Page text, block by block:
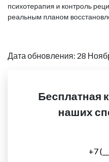
психотерапия и контроль
реальным планом
Дата обновления: 28
Бесплатная
наших